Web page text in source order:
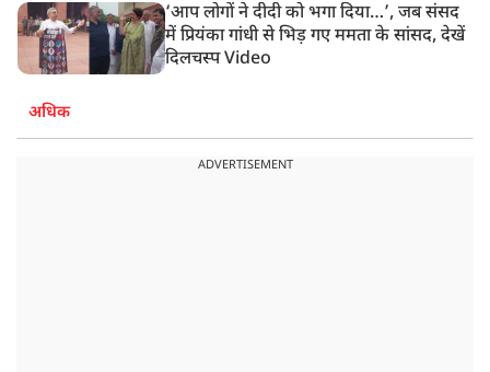
‘आप लोगों ने दीदी को भगा दिया…’, जब संसद
में प्रियंका गांधी से भिड़ गए ममता के सांसद, देखें
दिलचस्प Video
अधिक
ADVERTISEMENT